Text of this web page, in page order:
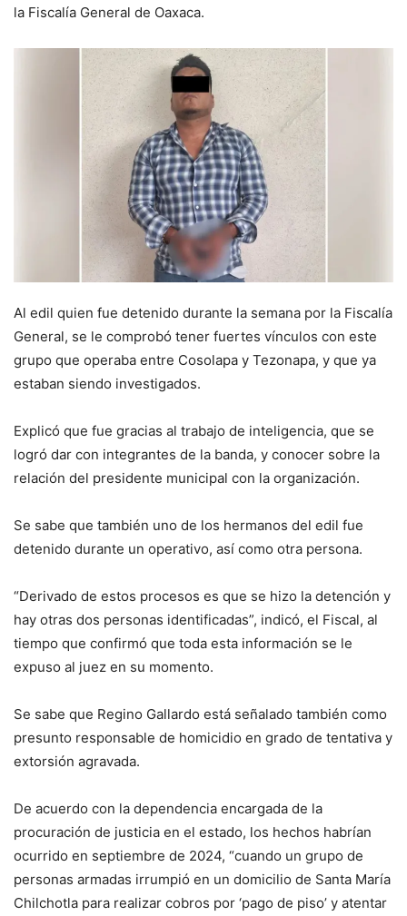
la Fiscalía General de Oaxaca.
Al edil quien fue detenido durante la semana por la Fiscalía
General, se le comprobó tener fuertes vínculos con este
grupo que operaba entre Cosolapa y Tezonapa, y que ya
estaban siendo investigados.
Explicó que fue gracias al trabajo de inteligencia, que se
logró dar con integrantes de la banda, y conocer sobre la
relación del presidente municipal con la organización.
Se sabe que también uno de los hermanos del edil fue
detenido durante un operativo, así como otra persona.
“Derivado de estos procesos es que se hizo la detención y
hay otras dos personas identificadas”, indicó, el Fiscal, al
tiempo que confirmó que toda esta información se le
expuso al juez en su momento.
Se sabe que Regino Gallardo está señalado también como
presunto responsable de homicidio en grado de tentativa y
extorsión agravada.
De acuerdo con la dependencia encargada de la
procuración de justicia en el estado, los hechos habrían
ocurrido en septiembre de 2024, “cuando un grupo de
personas armadas irrumpió en un domicilio de Santa María
Chilchotla para realizar cobros por ‘pago de piso’ y atentar